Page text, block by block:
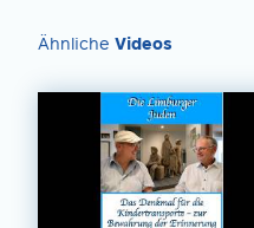
Ähnliche Videos